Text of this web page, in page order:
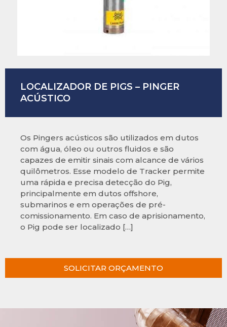
LOCALIZADOR DE PIGS – PINGER
ACÚSTICO
Os Pingers acústicos são utilizados em dutos
com água, óleo ou outros fluidos e são
capazes de emitir sinais com alcance de vários
quilômetros. Esse modelo de Tracker permite
uma rápida e precisa detecção do Pig,
principalmente em dutos offshore,
submarinos e em operações de pré-
comissionamento. Em caso de aprisionamento,
o Pig pode ser localizado […]
SOLICITAR ORÇAMENTO